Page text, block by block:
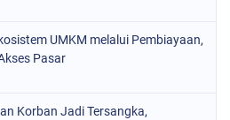
UMKM melalui Pembiayaan,
Pasar
Korban Jadi Tersangka,